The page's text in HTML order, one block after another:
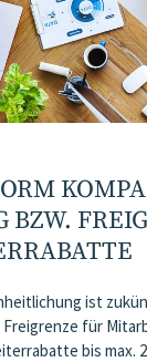
BZW.
ist
Freigrenze für
bis max.